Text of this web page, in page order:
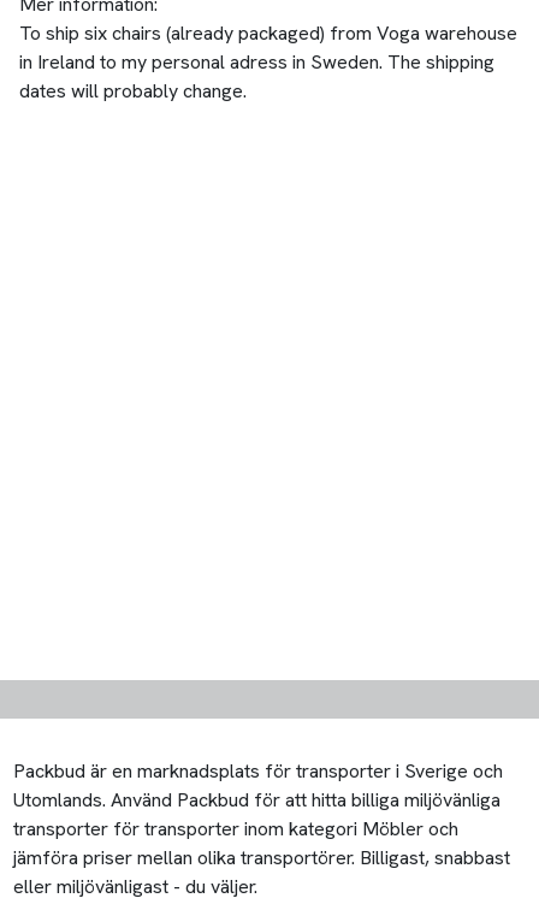
To ship six chairs (already packaged) from Voga warehouse
in Ireland to my personal adress in Sweden. The shipping
dates will probably change.
Packbud är en marknadsplats för transporter i Sverige och
Utomlands. Använd Packbud för att hitta billiga miljövänliga
transporter för transporter inom kategori Möbler och
jämföra priser mellan olika transportörer. Billigast, snabbast
eller miljövänligast - du väljer.